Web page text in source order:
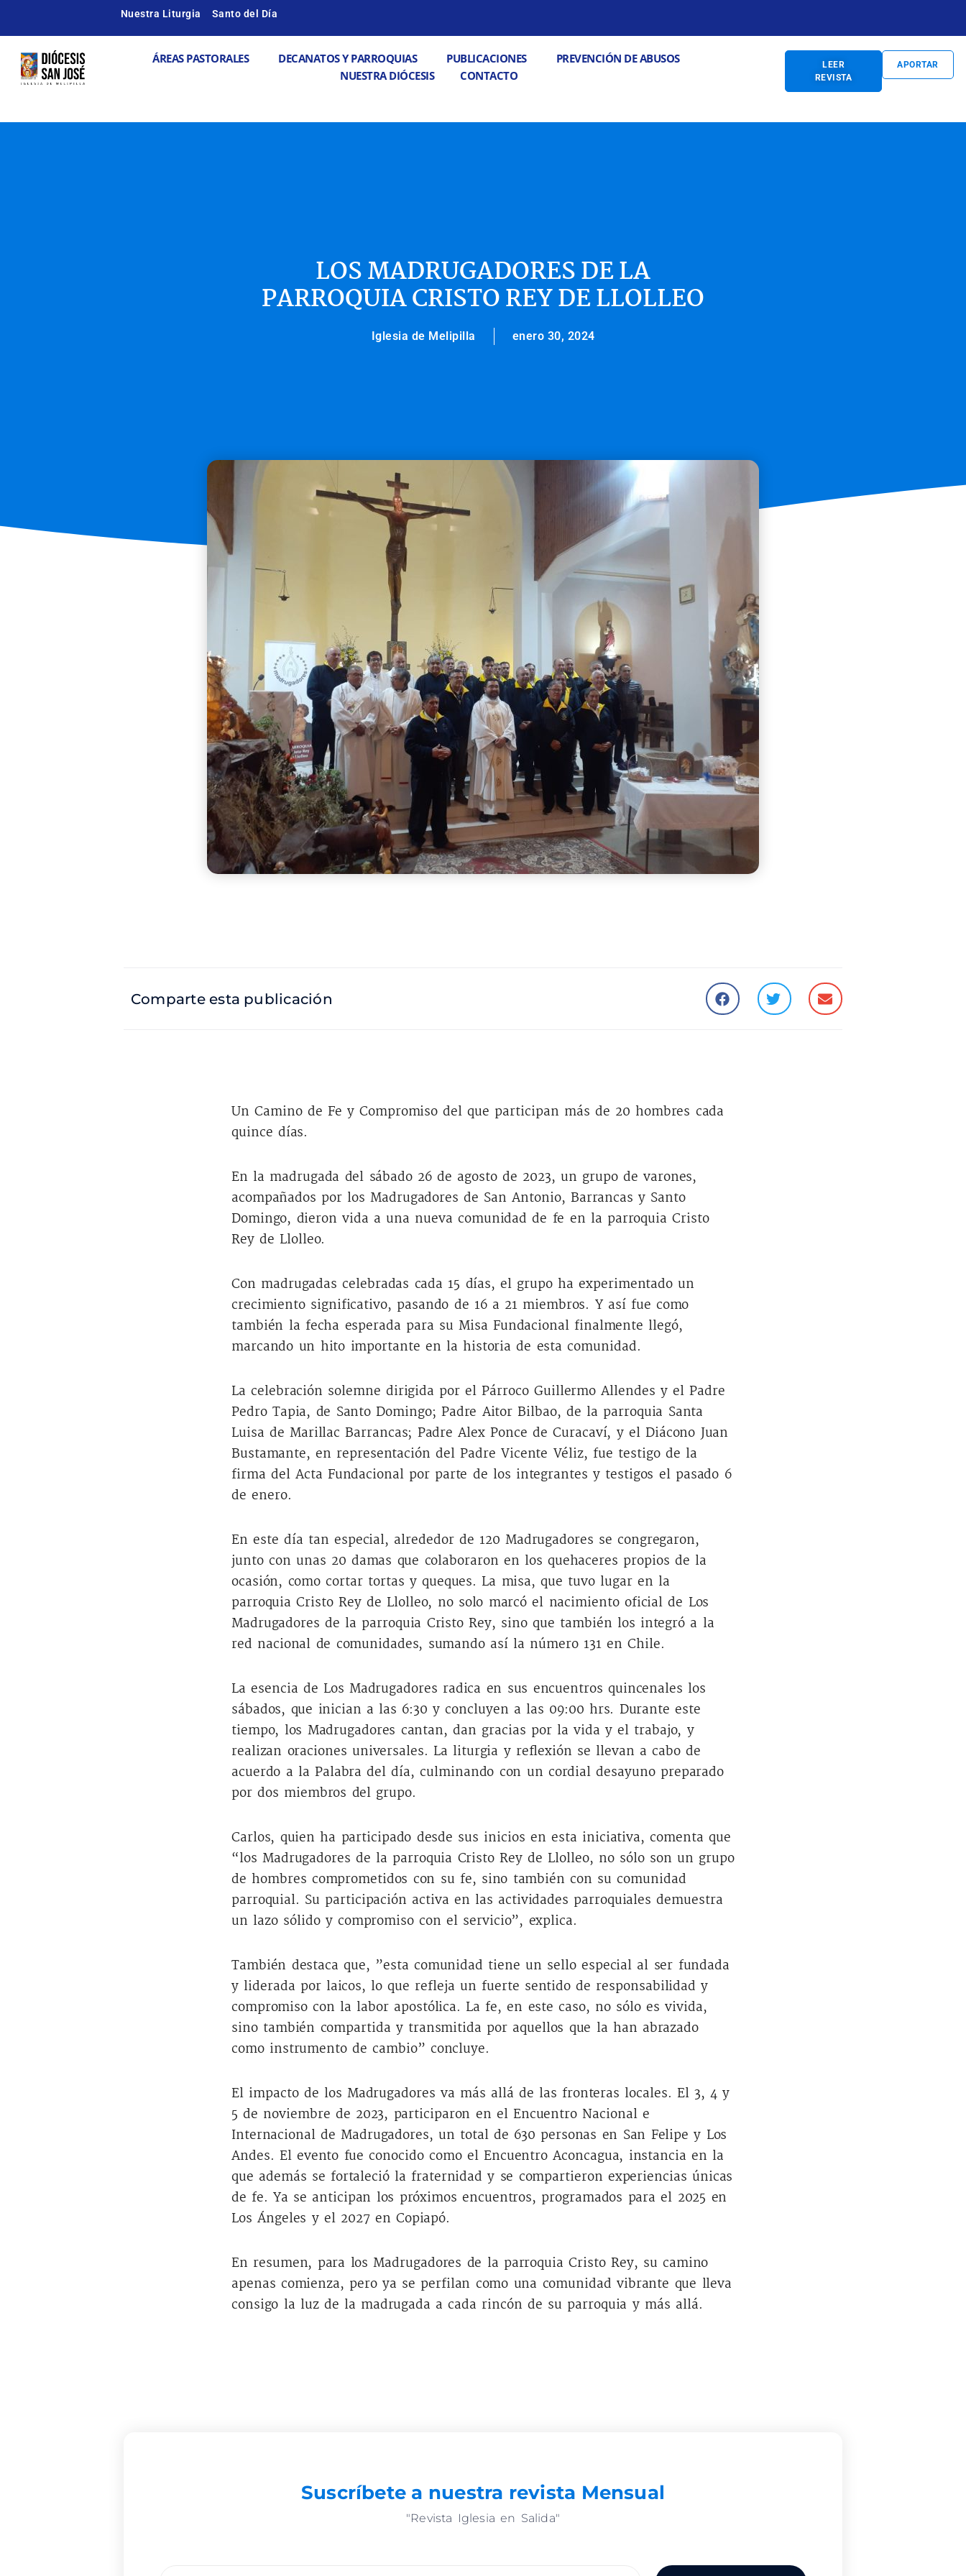
Nuestra Liturgia Santo del Día
ÁREAS PASTORALES Abrir ÁREAS PASTORALES
DECANATOS Y PARROQUIAS Abrir DECANATOS Y PARROQUIAS
PUBLICACIONES Abrir PUBLICACIONES
PREVENCIÓN DE ABUSOS
Abrir PREVENCIÓN DE ABUSOS
NUESTRA DIÓCESIS
CONTACTO
LEER
REVISTA
APORTAR
LOS MADRUGADORES DE LA
PARROQUIA CRISTO REY DE LLOLLEO
Iglesia de Melipilla enero 30, 2024
Comparte esta publicación
Un Camino de Fe y Compromiso del que participan más de 20 hombres cada
quince días.
En la madrugada del sábado 26 de agosto de 2023, un grupo de varones,
acompañados por los Madrugadores de San Antonio, Barrancas y Santo
Domingo, dieron vida a una nueva comunidad de fe en la parroquia Cristo
Rey de Llolleo.
Con madrugadas celebradas cada 15 días, el grupo ha experimentado un
crecimiento significativo, pasando de 16 a 21 miembros. Y así fue como
también la fecha esperada para su Misa Fundacional finalmente llegó,
marcando un hito importante en la historia de esta comunidad.
La celebración solemne dirigida por el Párroco Guillermo Allendes y el Padre
Pedro Tapia, de Santo Domingo; Padre Aitor Bilbao, de la parroquia Santa
Luisa de Marillac Barrancas; Padre Alex Ponce de Curacaví, y el Diácono Juan
Bustamante, en representación del Padre Vicente Véliz, fue testigo de la
firma del Acta Fundacional por parte de los integrantes y testigos el pasado 6
de enero.
En este día tan especial, alrededor de 120 Madrugadores se congregaron,
junto con unas 20 damas que colaboraron en los quehaceres propios de la
ocasión, como cortar tortas y queques. La misa, que tuvo lugar en la
parroquia Cristo Rey de Llolleo, no solo marcó el nacimiento oficial de Los
Madrugadores de la parroquia Cristo Rey, sino que también los integró a la
red nacional de comunidades, sumando así la número 131 en Chile.
La esencia de Los Madrugadores radica en sus encuentros quincenales los
sábados, que inician a las 6:30 y concluyen a las 09:00 hrs. Durante este
tiempo, los Madrugadores cantan, dan gracias por la vida y el trabajo, y
realizan oraciones universales. La liturgia y reflexión se llevan a cabo de
acuerdo a la Palabra del día, culminando con un cordial desayuno preparado
por dos miembros del grupo.
Carlos, quien ha participado desde sus inicios en esta iniciativa, comenta que
“los Madrugadores de la parroquia Cristo Rey de Llolleo, no sólo son un grupo
de hombres comprometidos con su fe, sino también con su comunidad
parroquial. Su participación activa en las actividades parroquiales demuestra
un lazo sólido y compromiso con el servicio”, explica.
También destaca que, ”esta comunidad tiene un sello especial al ser fundada
y liderada por laicos, lo que refleja un fuerte sentido de responsabilidad y
compromiso con la labor apostólica. La fe, en este caso, no sólo es vivida,
sino también compartida y transmitida por aquellos que la han abrazado
como instrumento de cambio” concluye.
El impacto de los Madrugadores va más allá de las fronteras locales. El 3, 4 y
5 de noviembre de 2023, participaron en el Encuentro Nacional e
Internacional de Madrugadores, un total de 630 personas en San Felipe y Los
Andes. El evento fue conocido como el Encuentro Aconcagua, instancia en la
que además se fortaleció la fraternidad y se compartieron experiencias únicas
de fe. Ya se anticipan los próximos encuentros, programados para el 2025 en
Los Ángeles y el 2027 en Copiapó.
En resumen, para los Madrugadores de la parroquia Cristo Rey, su camino
apenas comienza, pero ya se perfilan como una comunidad vibrante que lleva
consigo la luz de la madrugada a cada rincón de su parroquia y más allá.
Suscríbete a nuestra revista Mensual
"Revista Iglesia en Salida"